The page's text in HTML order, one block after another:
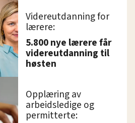
Videreutdanning for
lærere:
5.800 nye lærere får
videreutdanning til
høsten
Opplæring av
arbeidsledige og
permitterte: